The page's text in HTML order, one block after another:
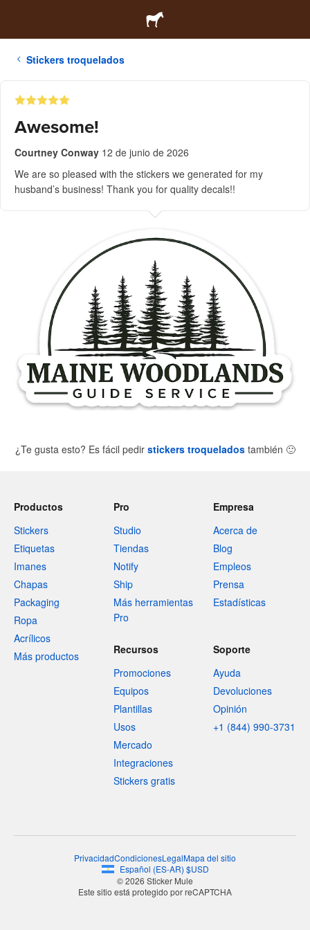
Stickers troquelados
Awesome!
Courtney Conway 12 de junio de 2026
We are so pleased with the stickers we generated for my
husband’s business! Thank you for quality decals!!
¿Te gusta esto? Es fácil pedir stickers troqueladostambién 🙂
Productos
Stickers
Etiquetas
Imanes
Chapas
Packaging
Ropa
Acrílicos
Más productos
Pro
Studio
Tiendas
Notify
Ship
Más herramientas
Pro
Empresa
Acerca de
Blog
Empleos
Prensa
Estadísticas
Recursos
Promociones
Equipos
Plantillas
Usos
Mercado
Integraciones
Stickers gratis
Soporte
Ayuda
Devoluciones
Opinión
+1 (844) 990-3731
PrivacidadCondicionesLegalMapa del sitio
Español (ES-AR) $USD
© 2026 Sticker Mule
Este sitio está protegido por reCAPTCHA